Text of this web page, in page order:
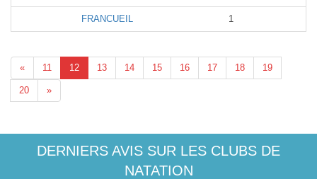
FRANCUEIL 1
« 11 12 13 14 15 16 17 18 19
20 »
DERNIERS AVIS SUR LES CLUBS DE
NATATION